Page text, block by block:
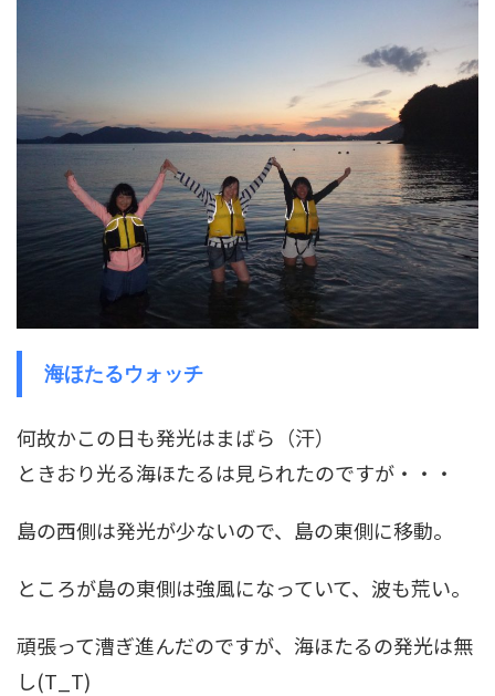
海ほたるウォッチ
何故かこの日も発光はまばら（汗）
ときおり光る海ほたるは見られたのですが・・・
島の西側は発光が少ないので、島の東側に移動。
ところが島の東側は強風になっていて、波も荒い。
頑張って漕ぎ進んだのですが、海ほたるの発光は無
し(T_T)